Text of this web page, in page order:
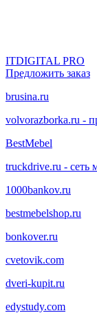
ITDIGITAL PRO
Предложить заказ
brusina.ru
volvorazborka.ru -
BestMebel
truckdrive.ru - сеть
1000bankov.ru
bestmebelshop.ru
bonkover.ru
cvetovik.com
dveri-kupit.ru
edystudy.com